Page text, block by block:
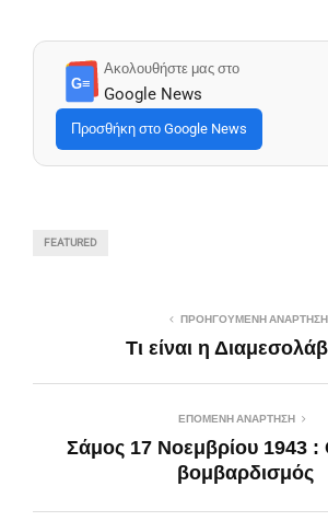
G≡
Ακολουθήστε μας στο
Google News
Προσθήκη στο Google News
FEATURED
ΠΡΟΗΓΟΎΜΕΝΗ ΑΝΆΡΤΗΣΗ
Τι είναι η
ΕΠΌΜΕΝΗ ΑΝΆΡΤΗΣΗ
Σάμος 17 Νοεμβρίου 1943 :
βομβαρδισμός